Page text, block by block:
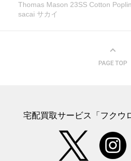
Thomas Mason 23SS Cotton
sacai サカイ
宅配買取サービス「フクウ